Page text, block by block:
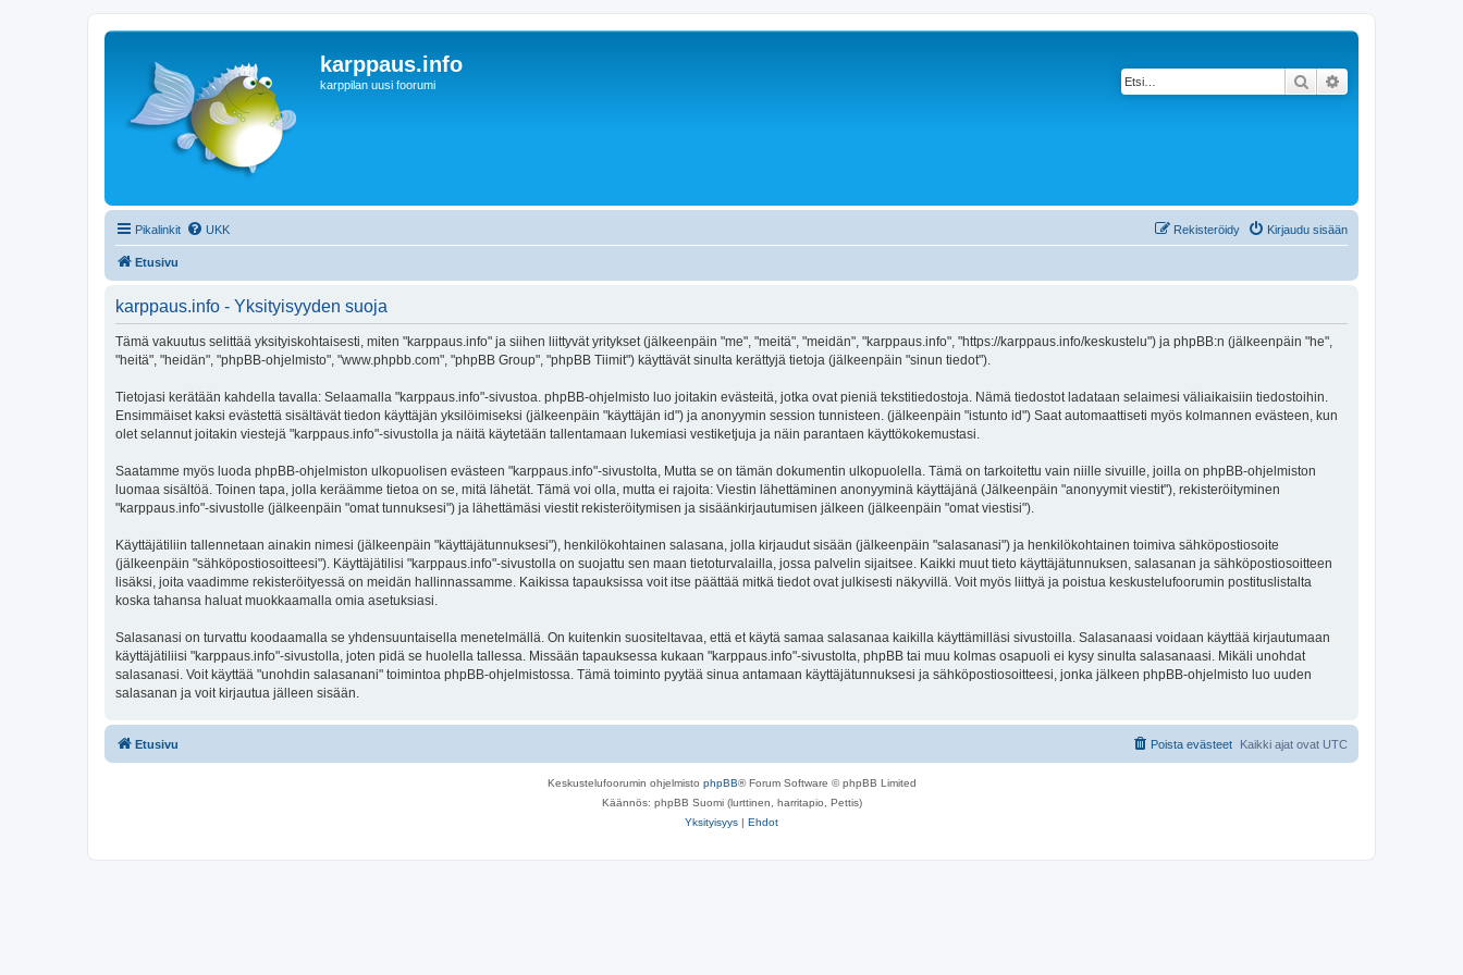
karppaus.info
karppilan uusi foorumi Etsi
Pikalinkit UKK Kirjaudu sisään
Rekisteröidy
Etusivu
karppaus.info - Yksityisyyden suoja
Tämä vakuutus selittää yksityiskohtaisesti, miten "karppaus.info" ja siihen liittyvät yritykset (jälkeenpäin "me", "meitä", "meidän", "karppaus.info", "https://karppaus.info/keskustelu") ja phpBB:n (jälkeenpäin "he",
"heitä", "heidän", "phpBB-ohjelmisto", "www.phpbb.com", "phpBB Group", "phpBB Tiimit") käyttävät sinulta kerättyjä tietoja (jälkeenpäin "sinun tiedot").
Tietojasi kerätään kahdella tavalla: Selaamalla "karppaus.info"-sivustoa. phpBB-ohjelmisto luo joitakin evästeitä, jotka ovat pieniä tekstitiedostoja. Nämä tiedostot ladataan selaimesi väliaikaisiin tiedostoihin.
Ensimmäiset kaksi evästettä sisältävät tiedon käyttäjän yksilöimiseksi (jälkeenpäin "käyttäjän id") ja anonyymin session tunnisteen. (jälkeenpäin "istunto id") Saat automaattiseti myös kolmannen evästeen, kun
olet selannut joitakin viestejä "karppaus.info"-sivustolla ja näitä käytetään tallentamaan lukemiasi vestiketjuja ja näin parantaen käyttökokemustasi.
Saatamme myös luoda phpBB-ohjelmiston ulkopuolisen evästeen "karppaus.info"-sivustolta, Mutta se on tämän dokumentin ulkopuolella. Tämä on tarkoitettu vain niille sivuille, joilla on phpBB-ohjelmiston
luomaa sisältöä. Toinen tapa, jolla keräämme tietoa on se, mitä lähetät. Tämä voi olla, mutta ei rajoita: Viestin lähettäminen anonyyminä käyttäjänä (Jälkeenpäin "anonyymit viestit"), rekisteröityminen
"karppaus.info"-sivustolle (jälkeenpäin "omat tunnuksesi") ja lähettämäsi viestit rekisteröitymisen ja sisäänkirjautumisen jälkeen (jälkeenpäin "omat viestisi").
Käyttäjätiliin tallennetaan ainakin nimesi (jälkeenpäin "käyttäjätunnuksesi"), henkilökohtainen salasana, jolla kirjaudut sisään (jälkeenpäin "salasanasi") ja henkilökohtainen toimiva sähköpostiosoite
(jälkeenpäin "sähköpostiosoitteesi"). Käyttäjätilisi "karppaus.info"-sivustolla on suojattu sen maan tietoturvalailla, jossa palvelin sijaitsee. Kaikki muut tieto käyttäjätunnuksen, salasanan ja sähköpostiosoitteen
lisäksi, joita vaadimme rekisteröityessä on meidän hallinnassamme. Kaikissa tapauksissa voit itse päättää mitkä tiedot ovat julkisesti näkyvillä. Voit myös liittyä ja poistua keskustelufoorumin postituslistalta
koska tahansa haluat muokkaamalla omia asetuksiasi.
Salasanasi on turvattu koodaamalla se yhdensuuntaisella menetelmällä. On kuitenkin suositeltavaa, että et käytä samaa salasanaa kaikilla käyttämilläsi sivustoilla. Salasanaasi voidaan käyttää kirjautumaan
käyttäjätiliisi "karppaus.info"-sivustolla, joten pidä se huolella tallessa. Missään tapauksessa kukaan "karppaus.info"-sivustolta, phpBB tai muu kolmas osapuoli ei kysy sinulta salasanaasi. Mikäli unohdat
salasanasi. Voit käyttää "unohdin salasanani" toimintoa phpBB-ohjelmistossa. Tämä toiminto pyytää sinua antamaan käyttäjätunnuksesi ja sähköpostiosoitteesi, jonka jälkeen phpBB-ohjelmisto luo uuden
salasanan ja voit kirjautua jälleen sisään.
Etusivu Kaikki ajat ovat UTC
Poista evästeet
Keskustelufoorumin ohjelmisto phpBB® Forum Software © phpBB Limited
Käännös: phpBB Suomi (lurttinen, harritapio, Pettis)
Yksityisyys | Ehdot